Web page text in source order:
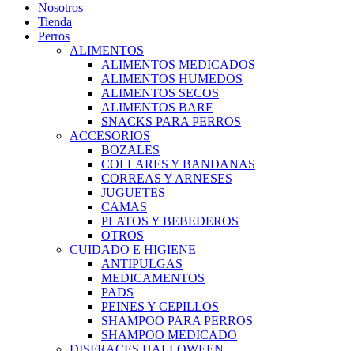
Nosotros
Tienda
Perros
ALIMENTOS
ALIMENTOS MEDICADOS
ALIMENTOS HUMEDOS
ALIMENTOS SECOS
ALIMENTOS BARF
SNACKS PARA PERROS
ACCESORIOS
BOZALES
COLLARES Y BANDANAS
CORREAS Y ARNESES
JUGUETES
CAMAS
PLATOS Y BEBEDEROS
OTROS
CUIDADO E HIGIENE
ANTIPULGAS
MEDICAMENTOS
PADS
PEINES Y CEPILLOS
SHAMPOO PARA PERROS
SHAMPOO MEDICADO